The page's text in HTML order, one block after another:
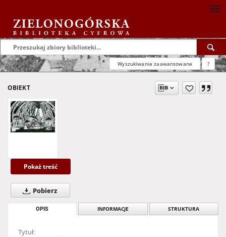
Wyszukiwanie zaawansowane ?
OBIEKT
Pokaż treść
Pobierz
OPIS INFORMACJE STRUKTURA
Tytuł: